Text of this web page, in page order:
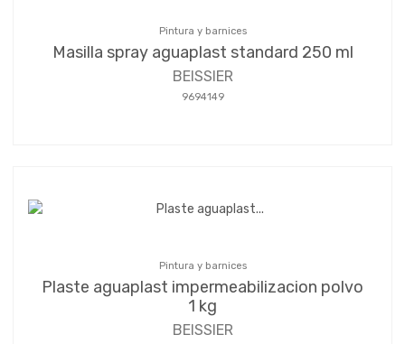
Pintura y barnices
Masilla spray aguaplast standard 250 ml
BEISSIER
9694149
Pintura y barnices
Plaste aguaplast impermeabilizacion polvo
1 kg
BEISSIER